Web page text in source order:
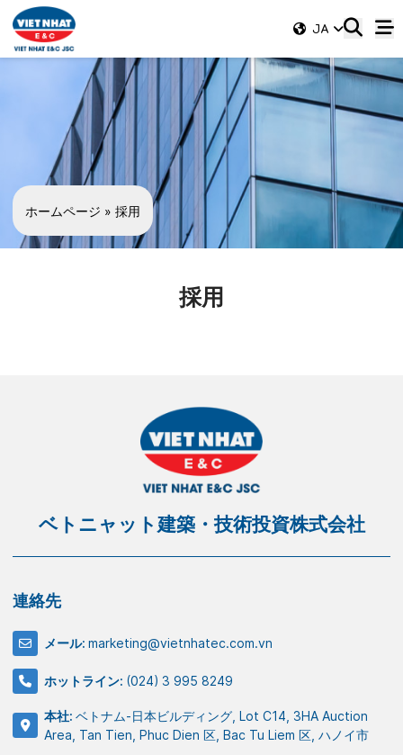
JA
ホームページ » 採用
採用
ベトニャット建築・技術投資株式会社
連絡先
メール: marketing@vietnhatec.com.vn
ホットライン: (024) 3 995 8249
本社: ベトナム-日本ビルディング, Lot C14, 3HA Auction
Area, Tan Tien, Phuc Dien 区, Bac Tu Liem 区, ハノイ市